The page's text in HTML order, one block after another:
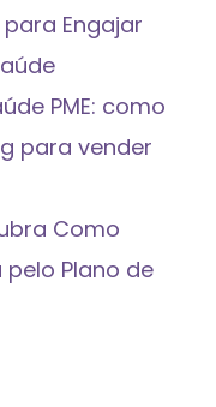
Engajar
PME: como
para vender
Como
Plano de